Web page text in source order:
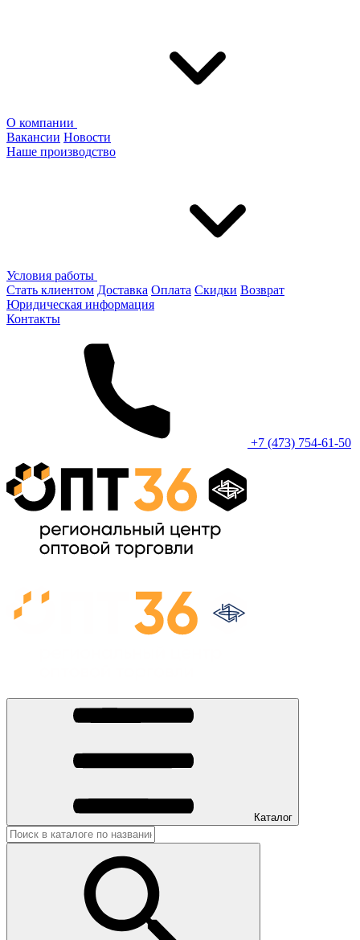
О компании
Вакансии Новости
Наше производство
Условия работы
Стать клиентом Доставка Оплата Скидки Возврат
Юридическая информация
Контакты
+7 (473) 754-61-50
Каталог